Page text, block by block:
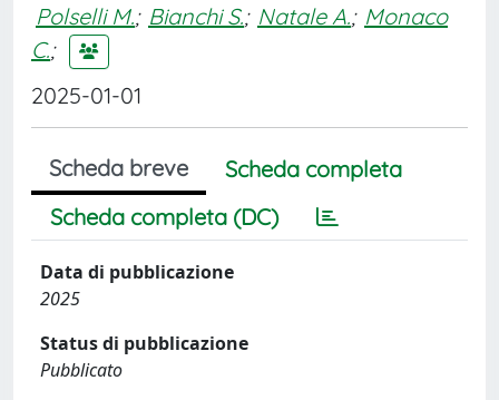
Polselli M.; Bianchi S.; Natale A.; Monaco
C.;
2025-01-01
Scheda breve
Scheda completa
Scheda completa (DC)
Data di pubblicazione
2025
Status di pubblicazione
Pubblicato